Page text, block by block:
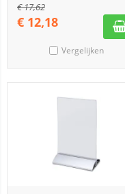
€17,62
€ 12,18
Vergelijken